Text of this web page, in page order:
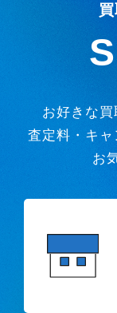
お好きな買
査定料・キ
お